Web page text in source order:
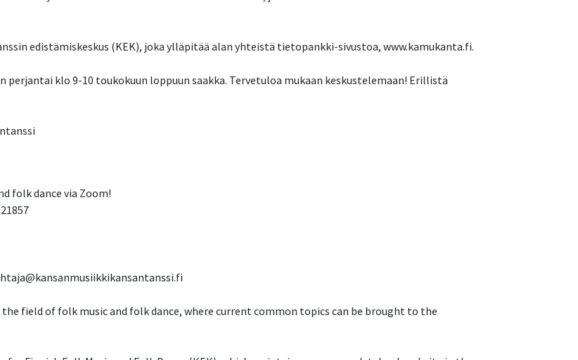
edistämiskeskus (KEK), joka ylläpitää alan yhteistä tietopankki-sivustoa, www.kamukanta.fi.
klo 9-10 toukokuun loppuun saakka. Tervetuloa mukaan keskustelemaan! Erillistä
folk dance via Zoom!
field of folk music and folk dance, where current common topics can be brought to the